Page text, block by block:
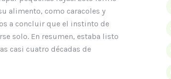
alimento, como caracoles y
a concluir que el instinto de
solo. En resumen, estaba listo
casi cuatro décadas de